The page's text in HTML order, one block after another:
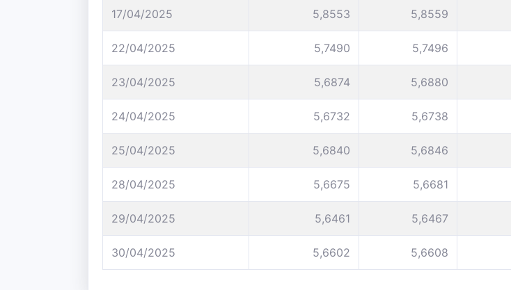
17/04/2025 5,8553 5,8559
22/04/2025 5,7490 5,7496
23/04/2025 5,6874 5,6880
24/04/2025 5,6732 5,6738
25/04/2025 5,6840 5,6846
28/04/2025 5,6675 5,6681
29/04/2025 5,6461 5,6467
30/04/2025 5,6602 5,6608